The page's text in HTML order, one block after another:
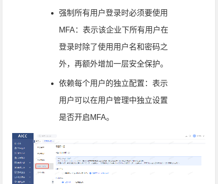
强制所有用户登录时必须要使用
MFA：表示该企业下所有用户在
登录时除了使用用户名和密码之
外，再额外增加一层安全保护。
依赖每个用户的独立配置：表示
用户可以在用户管理中独立设置
是否开启MFA。